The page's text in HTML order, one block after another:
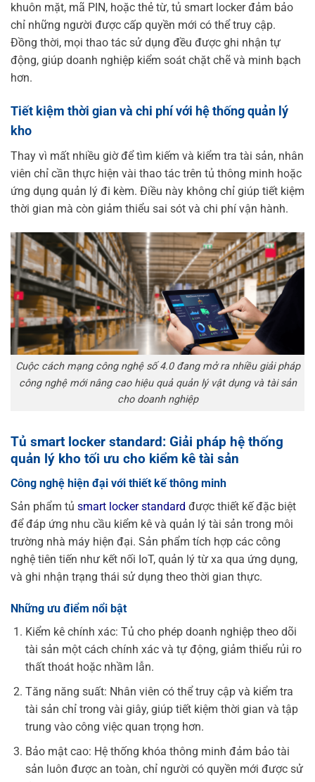
khuôn mặt, mã PIN, hoặc thẻ từ, tủ smart locker đảm bảo
chỉ những người được cấp quyền mới có thể truy cập.
Đồng thời, mọi thao tác sử dụng đều được ghi nhận tự
động, giúp doanh nghiệp kiểm soát chặt chẽ và minh bạch
hơn.
Tiết kiệm thời gian và chi phí với hệ thống quản lý
kho
Thay vì mất nhiều giờ để tìm kiếm và kiểm tra tài sản, nhân
viên chỉ cần thực hiện vài thao tác trên tủ thông minh hoặc
ứng dụng quản lý đi kèm. Điều này không chỉ giúp tiết kiệm
thời gian mà còn giảm thiểu sai sót và chi phí vận hành.
Cuộc cách mạng công nghệ số 4.0 đang mở ra nhiều giải pháp
công nghệ mới nâng cao hiệu quả quản lý vật dụng và tài sản
cho doanh nghiệp
Tủ smart locker standard: Giải pháp hệ thống
quản lý kho tối ưu cho kiểm kê tài sản
Công nghệ hiện đại với thiết kế thông minh
Sản phẩm tủ smart locker standard được thiết kế đặc biệt
để đáp ứng nhu cầu kiểm kê và quản lý tài sản trong môi
trường nhà máy hiện đại. Sản phẩm tích hợp các công
nghệ tiên tiến như kết nối IoT, quản lý từ xa qua ứng dụng,
và ghi nhận trạng thái sử dụng theo thời gian thực.
Những ưu điểm nổi bật
Kiểm kê chính xác: Tủ cho phép doanh nghiệp theo dõi
tài sản một cách chính xác và tự động, giảm thiểu rủi ro
thất thoát hoặc nhầm lẫn.
Tăng năng suất: Nhân viên có thể truy cập và kiểm tra
tài sản chỉ trong vài giây, giúp tiết kiệm thời gian và tập
trung vào công việc quan trọng hơn.
Bảo mật cao: Hệ thống khóa thông minh đảm bảo tài
sản luôn được an toàn, chỉ người có quyền mới được sử